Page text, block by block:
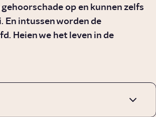
op en kunnen zelfs
En intussen worden de
Heien we het leven in de